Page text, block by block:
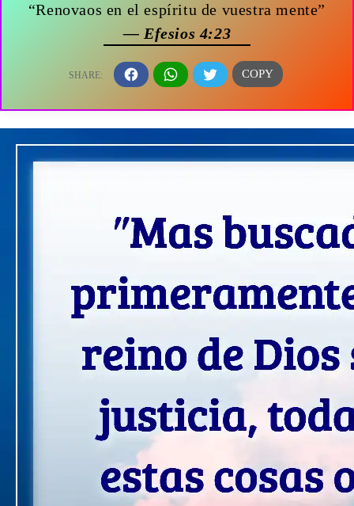
“Renovaos en el espíritu de vuestra mente”
— Efesios 4:23